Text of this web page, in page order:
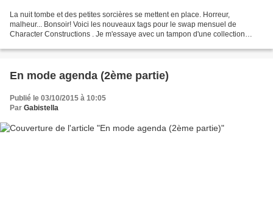
La nuit tombe et des petites sorcières se mettent en place. Horreur,
malheur... Bonsoir! Voici les nouveaux tags pour le swap mensuel de
Character Constructions . Je m'essaye avec un tampon d'une collection
En mode agenda (2ème partie)
Publié le 03/10/2015 à 10:05
Par Gabistella